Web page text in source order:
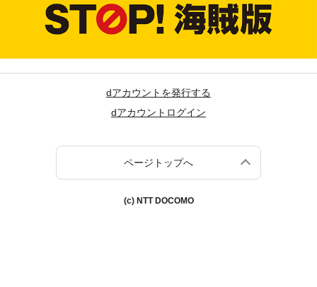
dアカウントを発行する
dアカウントログイン
ページトップへ
(c) NTT DOCOMO